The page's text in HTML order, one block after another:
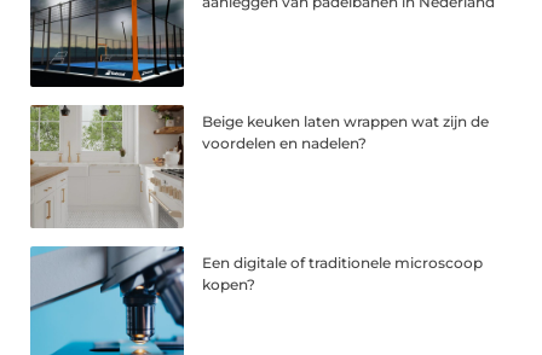
Beige keuken laten wrappen wat zijn de
voordelen en nadelen?
Een digitale of traditionele microscoop
kopen?